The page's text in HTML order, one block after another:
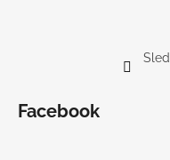
Facebook